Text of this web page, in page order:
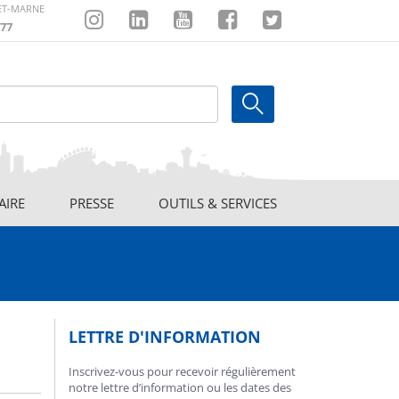
MARNE
77
InstagramLinkedinYoutubeFacebookTwitter
PRESSE OUTILS & SERVICES
LETTRE D'INFORMATION
Inscrivez-vous pour recevoir régulièrement
notre lettre d’information ou les dates des